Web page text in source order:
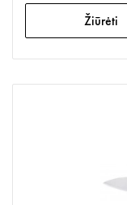
Žiūrėti